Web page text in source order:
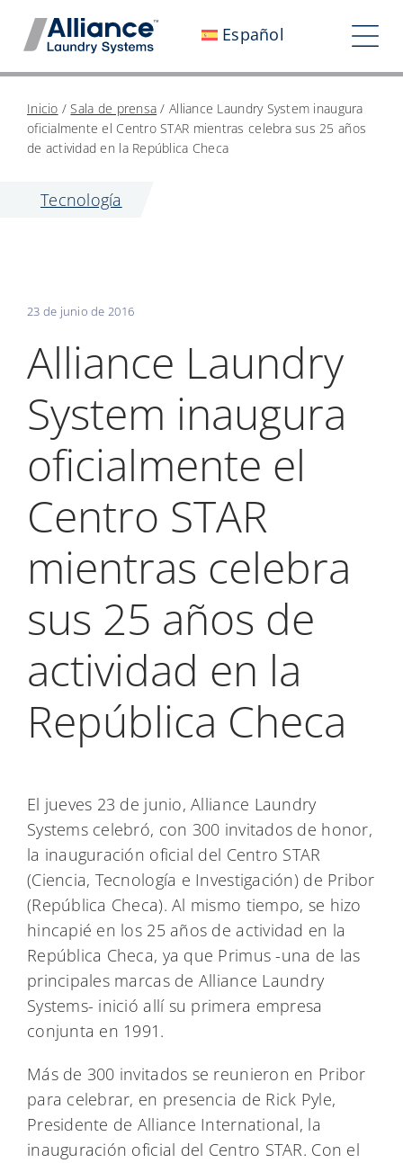
Español
Trabaja con nosotros
Inversores
Contáctanos
My Alliance
Inicio /Sala de prensa /Alliance Laundry System inaugura
oficialmente el Centro STAR mientras celebra sus 25 años
de actividad en la República Checa
Tecnología
23 de junio de 2016
Alliance Laundry
System inaugura
oficialmente el
Centro STAR
mientras celebra
sus 25 años de
actividad en la
República Checa
El jueves 23 de junio, Alliance Laundry
Systems celebró, con 300 invitados de honor,
la inauguración oficial del Centro STAR
(Ciencia, Tecnología e Investigación) de Pribor
(República Checa). Al mismo tiempo, se hizo
hincapié en los 25 años de actividad en la
República Checa, ya que Primus -una de las
principales marcas de Alliance Laundry
Systems- inició allí su primera empresa
conjunta en 1991.
Más de 300 invitados se reunieron en Pribor
para celebrar, en presencia de Rick Pyle,
Presidente de Alliance International, la
inauguración oficial del Centro STAR. Con el